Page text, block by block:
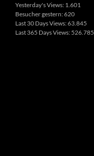
Yesterday's Views: 1.601
Besucher gestern:620
Last 30 Days Views:63.845
Last 365 Days Views: 526.785